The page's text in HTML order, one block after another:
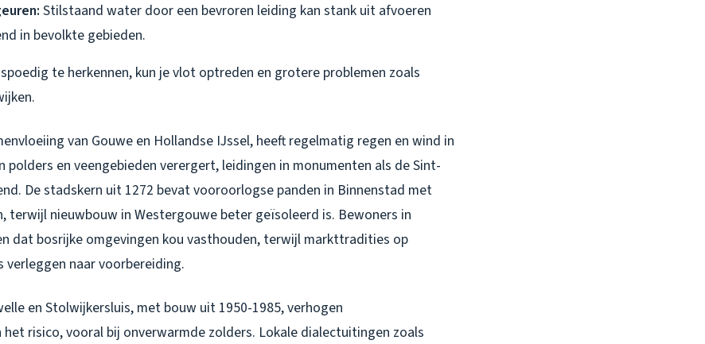
Stilstaand water door een bevroren leiding kan stank uit afvoeren
in bevolkte gebieden.
te herkennen, kun je vlot optreden en grotere problemen zoals
van Gouwe en Hollandse IJssel, heeft regelmatig regen en wind in
en veengebieden verergert, leidingen in monumenten als de Sint-
De stadskern uit 1272 bevat vooroorlogse panden in Binnenstad met
terwijl nieuwbouw in Westergouwe beter geïsoleerd is. Bewoners in
dat bosrijke omgevingen kou vasthouden, terwijl markttradities op
verleggen naar voorbereiding.
en Stolwijkersluis, met bouw uit 1950-1985, verhogen
het risico, vooral bij onverwarmde zolders. Lokale dialectuitingen zoals